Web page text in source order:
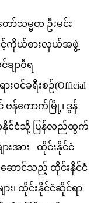
ာ်သမ္မတ ဦးမင်း
င့်ကိုယ်စားလှယ်အဖွဲ့
ျာဝီရ
င်ခရီးစဉ်(Official
ဗန်ကောက်မြို့၊ ဒွန်
ာနိုင်ငံသို့ ပြန်လည်ထွက်
းအား ထိုင်းနိုင်ငံ
ဆောင်သည့် ထိုင်းနိုင်ငံ
း၊ ထိုင်းနိုင်ငံဆိုင်ရာ